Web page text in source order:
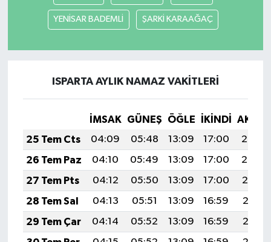
YENİSAR BADEMLİ ŞARKİ KARAAĞAÇ
ISPARTA AYLIK NAMAZ VAKITLERI
İMSAK GÜNEŞ ÖĞLE İKINDI
25 Tem Cts
04:09 05:48 13:09 17:00
20:20
26 Tem Paz
04:10 05:49 13:09 17:00
20:20
27 Tem Pts
04:12 05:50 13:09 17:00
20:19
28 Tem Sal
04:13 05:51 13:09 16:59
20:18
29 Tem Çar
04:14 05:52 13:09 16:59
20:17